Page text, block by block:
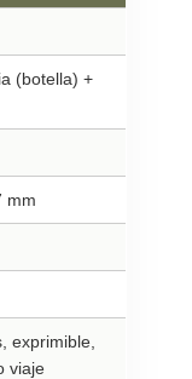
(botella) +
mm
exprimible,
viaje